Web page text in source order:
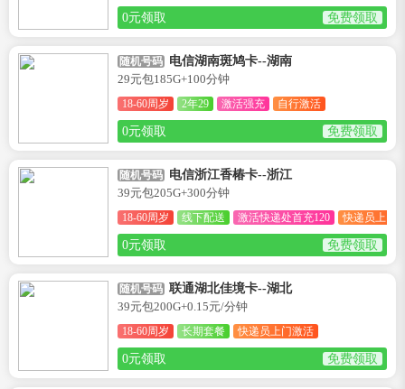
0元领取 免费领取
随机号码 电信湖南斑鸠卡--湖南
29元包185G+100分钟
18-60周岁 2年29 激活强充 自行激活
0元领取 免费领取
随机号码 电信浙江香椿卡--浙江
39元包205G+300分钟
18-60周岁 线下配送 激活快递处首充120 快递员上门
0元领取 免费领取
随机号码 联通湖北佳境卡--湖北
39元包200G+0.15元/分钟
18-60周岁 长期套餐 快递员上门激活
0元领取 免费领取